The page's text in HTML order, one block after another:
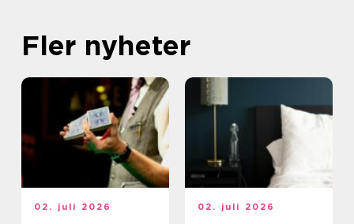
Fler nyheter
02. juli 2026 02. juli 2026